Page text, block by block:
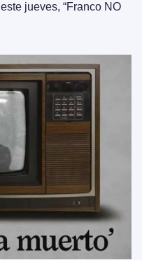
este jueves, “Franco NO